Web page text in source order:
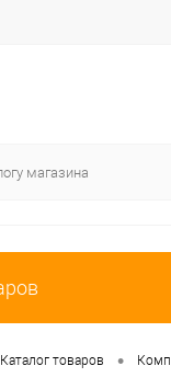
Каталог товаров •